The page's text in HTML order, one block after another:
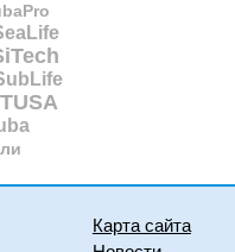
TUSA
Карта сайта